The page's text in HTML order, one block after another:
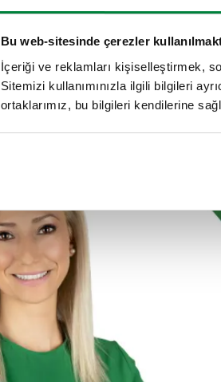
Bu web-sitesinde çerezler
İçeriği ve reklamları kişiselleştirmek,
Sitemizi kullanımınızla ilgili bilgileri
ortaklarımız, bu bilgileri kendilerine